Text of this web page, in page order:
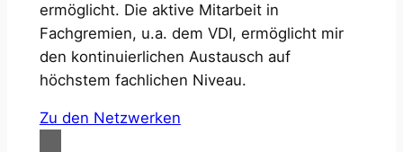
ermöglicht. Die aktive Mitarbeit in
Fachgremien, u.a. dem VDI, ermöglicht mir
den kontinuierlichen Austausch auf
höchstem fachlichen Niveau.
Zu den Netzwerken